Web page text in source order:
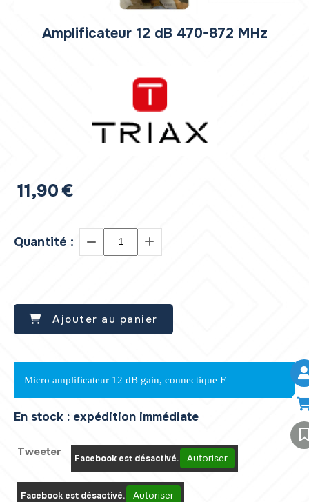
Amplificateur 12 dB 470-872 MHz
11,90€
Quantité :
Ajouter au panier
Micro amplificateur 12 dB gain, connectique F
En stock : expédition immédiate
Tweeter Facebook est désactivé. Autoriser
Facebook est désactivé. Autoriser